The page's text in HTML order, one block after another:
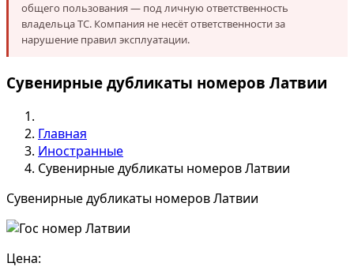
общего пользования — под личную ответственность
владельца ТС. Компания не несёт ответственности за
нарушение правил эксплуатации.
Сувенирные дубликаты номеров Латвии
Главная
Иностранные
Сувенирные дубликаты номеров Латвии
Сувенирные дубликаты номеров Латвии
Цена: